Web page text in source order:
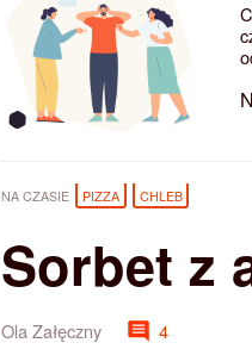
NA CZASIE PIZZA CHLEB
Sorbet z
Ola Załęczny 4